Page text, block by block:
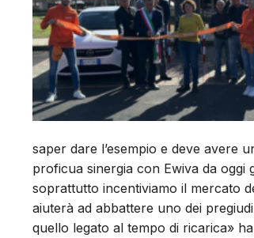
saper dare l’esempio e deve avere
proficua sinergia con Ewiva da oggi
soprattutto incentiviamo il mercato
aiuterà ad abbattere uno dei
quello legato al tempo di ricarica»